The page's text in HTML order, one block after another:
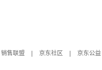
销售联盟 京东社区
京东公益